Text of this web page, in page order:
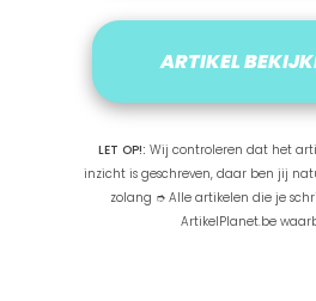
ARTIKEL
LET OP!: Wij controleren dat het
inzicht is geschreven, daar ben jij
zolang ➮ Alle artikelen die je
ArtikelPlanet.be